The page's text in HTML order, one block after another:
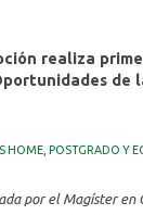
realiza
de
HOME POSTGRADO Y
por el Magíster en